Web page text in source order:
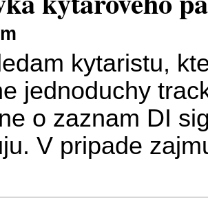
kytaristu,
jednoduchy
o zaznam DI
V pripade